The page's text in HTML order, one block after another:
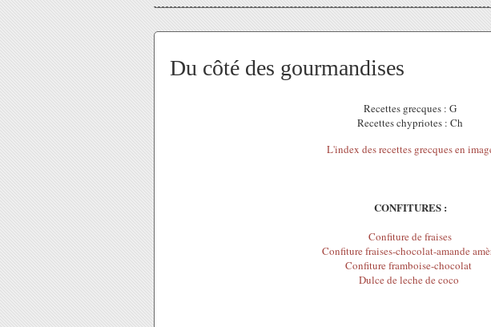
Du côté des gourmandises
Recettes grecques : G
Recettes chypriotes : Ch
L'index des recettes grecques en
CONFITURES :
Confiture de fraises
Confiture fraises-chocolat-amande
Confiture framboise-chocolat
Dulce de leche de coco